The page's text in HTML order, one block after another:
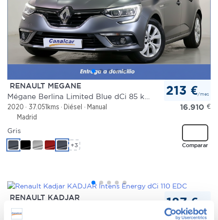
RENAULT MEGANE
2020 37.051kms Diésel
Manual
Madrid
213 €/mes
16.910 €
Comparar
Gris
+3
RENAULT KADJAR
KADJAR Intens Energy dCi 110 EDC
2016
187 €